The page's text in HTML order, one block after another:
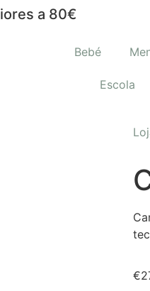
a 80€
Bebé
Escola
€